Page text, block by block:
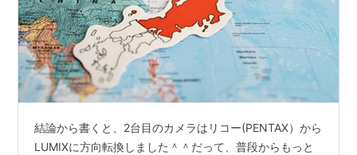
結論から書くと、2台目のカメラはリコー(PENTAX）から
LUMIXに方向転換しました＾＾だって、普段からもっと